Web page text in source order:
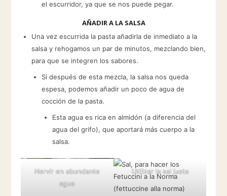
el escurridor, ya que se nos puede pegar.
AÑADIR A LA SALSA
Una vez escurrida la pasta añadirla de inmediato a la
salsa y rehogamos un par de minutos, mezclando bien,
para que se integren los sabores.
Si después de esta mezcla, la salsa nos queda
espesa, podemos añadir un poco de agua de
cocción de la pasta.
Esta agua es rica en almidón (a diferencia del
agua del grifo), que aportará más cuerpo a la
salsa.
Hervir en abundante
agua
Utilizar la sal justa